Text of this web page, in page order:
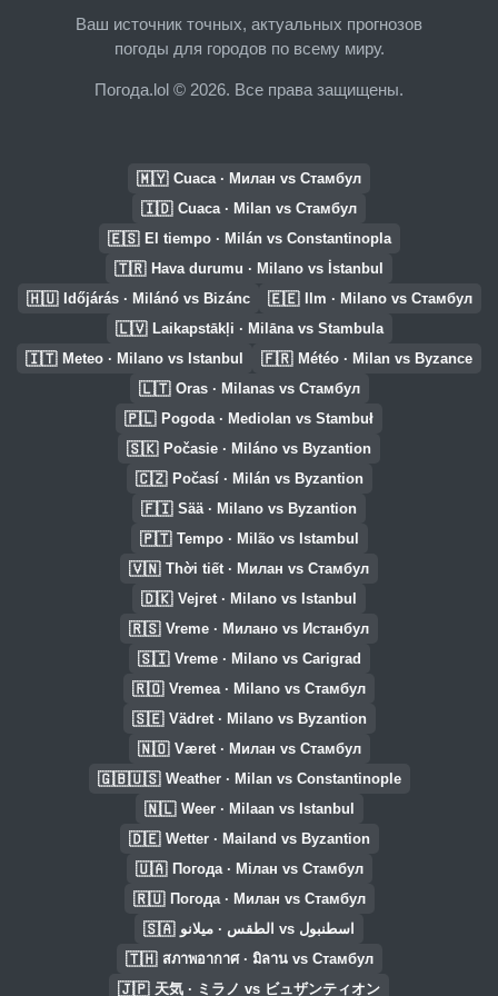
Ваш источник точных, актуальных прогнозов
погоды для городов по всему миру.
Погода.lol © 2026. Все права защищены.
🇲🇾 Cuaca · Милан vs Стамбул
🇮🇩 Cuaca · Milan vs Стамбул
🇪🇸 El tiempo · Milán vs Constantinopla
🇹🇷 Hava durumu · Milano vs İstanbul
🇭🇺 Időjárás · Milánó vs Bizánc 🇪🇪 Ilm · Milano vs Стамбул
🇱🇻 Laikapstākļi · Milāna vs Stambula
🇮🇹 Meteo · Milano vs Istanbul 🇫🇷 Météo · Milan vs Byzance
🇱🇹 Oras · Milanas vs Стамбул
🇵🇱 Pogoda · Mediolan vs Stambuł
🇸🇰 Počasie · Miláno vs Byzantion
🇨🇿 Počasí · Milán vs Byzantion
🇫🇮 Sää · Milano vs Byzantion
🇵🇹 Tempo · Milão vs Istambul
🇻🇳 Thời tiết · Милан vs Стамбул
🇩🇰 Vejret · Milano vs Istanbul
🇷🇸 Vreme · Милано vs Истанбул
🇸🇮 Vreme · Milano vs Carigrad
🇷🇴 Vremea · Milano vs Стамбул
🇸🇪 Vädret · Milano vs Byzantion
🇳🇴 Været · Милан vs Стамбул
🇬🇧🇺🇸 Weather · Milan vs Constantinople
🇳🇱 Weer · Milaan vs Istanbul
🇩🇪 Wetter · Mailand vs Byzantion
🇺🇦 Погода · Мілан vs Стамбул
🇷🇺 Погода · Милан vs Стамбул
🇸🇦 الطقس · ميلانو vs اسطنبول
🇹🇭 สภาพอากาศ · มิลาน vs Стамбул
🇯🇵 天気 · ミラノ vs ビュザンティオン